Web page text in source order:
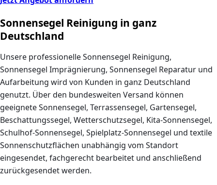
Sonnensegel Reinigung in ganz
Deutschland
Unsere professionelle Sonnensegel Reinigung,
Sonnensegel Imprägnierung, Sonnensegel Reparatur und
Aufarbeitung wird von Kunden in ganz Deutschland
genutzt. Über den bundesweiten Versand können
geeignete Sonnensegel, Terrassensegel, Gartensegel,
Beschattungssegel, Wetterschutzsegel, Kita-Sonnensegel,
Schulhof-Sonnensegel, Spielplatz-Sonnensegel und textile
Sonnenschutzflächen unabhängig vom Standort
eingesendet, fachgerecht bearbeitet und anschließend
zurückgesendet werden.